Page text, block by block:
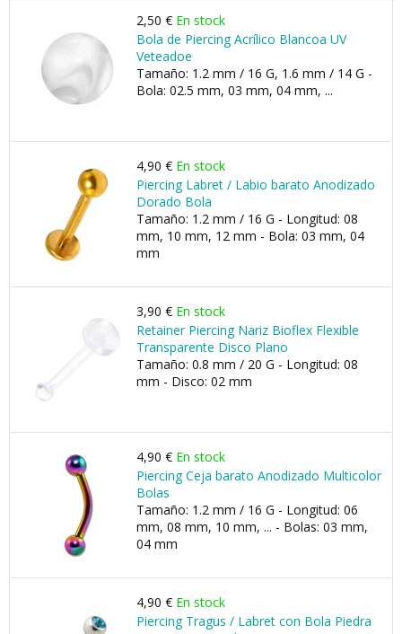
2,50 € En stock
Bola de Piercing Acrílico Blancoa UV
Veteadoe
Tamaño: 1.2 mm / 16 G, 1.6 mm / 14 G -
Bola: 02.5 mm, 03 mm, 04 mm, ...
4,90 € En stock
Piercing Labret / Labio barato Anodizado
Dorado Bola
Tamaño: 1.2 mm / 16 G - Longitud: 08
mm, 10 mm, 12 mm - Bola: 03 mm, 04
mm
3,90 € En stock
Retainer Piercing Nariz Bioflex Flexible
Transparente Disco Plano
Tamaño: 0.8 mm / 20 G - Longitud: 08
mm - Disco: 02 mm
4,90 € En stock
Piercing Ceja barato Anodizado Multicolor
Bolas
Tamaño: 1.2 mm / 16 G - Longitud: 06
mm, 08 mm, 10 mm, ... - Bolas: 03 mm,
04 mm
4,90 € En stock
Piercing Tragus / Labret con Bola Piedra